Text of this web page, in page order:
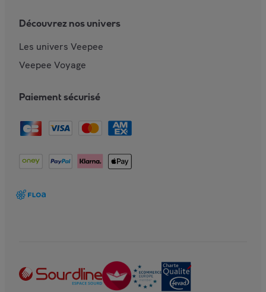
Découvrez nos univers
Les univers Veepee
Veepee Voyage
Paiement sécurisé